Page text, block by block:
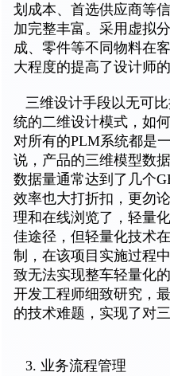
划成本、首选供应商等
加完整丰富。采用虚拟
成、零件等不同物料在
大程度的提高了设计师的
三维设计手段以无可
统的二维设计模式，如
对所有的PLM系统都是
说，产品的三维模型数
数据量通常达到了几个
效率也大打折扣，更勿
理和在线浏览了，轻量
佳途径，但轻量化技术
制，在该项目实施过程
致无法实现整车轻量化
开发工程师细致研究，
的技术难题，实现了对
3. 业务流程管理